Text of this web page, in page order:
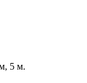
5 м.